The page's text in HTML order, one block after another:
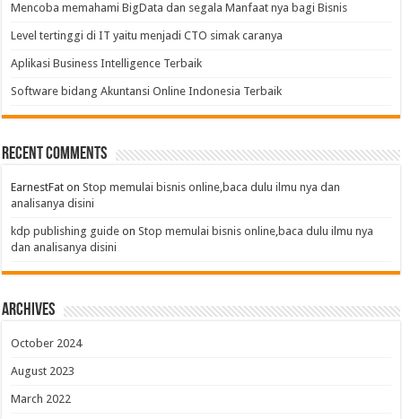
Mencoba memahami BigData dan segala Manfaat nya bagi Bisnis
Level tertinggi di IT yaitu menjadi CTO simak caranya
Aplikasi Business Intelligence Terbaik
Software bidang Akuntansi Online Indonesia Terbaik
Recent Comments
EarnestFat onStop memulai bisnis online,baca dulu ilmu nya dan
analisanya disini
kdp publishing guide onStop memulai bisnis online,baca dulu ilmu nya
dan analisanya disini
Archives
October 2024
August 2023
March 2022